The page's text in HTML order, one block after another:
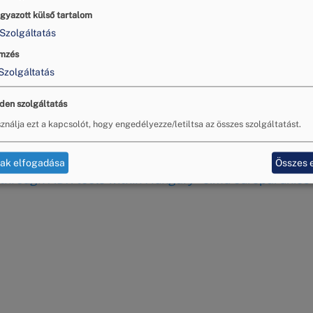
– service
Testületnél
során három, egymásra épülő workshopot
ADR tools within Hungary
” című európai
külső tartalom
Szolgáltatás
szolgáltatás
ezt a kapcsolót, hogy engedélyezze/letiltsa az összes szolgáltatást.
elfogadása Összes